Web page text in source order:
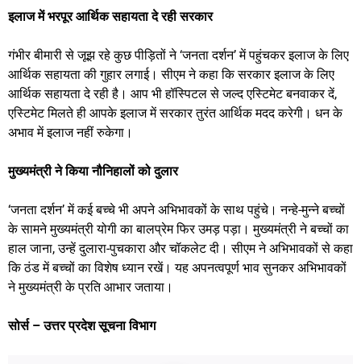
इलाज में भरपूर आर्थिक सहायता दे रही सरकार
गंभीर बीमारी से जूझ रहे कुछ पीड़ितों ने ‘जनता दर्शन’ में पहुंचकर इलाज के लिए
आर्थिक सहायता की गुहार लगाई। सीएम ने कहा कि सरकार इलाज के लिए
आर्थिक सहायता दे रही है। आप भी हॉस्पिटल से जल्द एस्टिमेट बनवाकर दें,
एस्टिमेट मिलते ही आपके इलाज में सरकार तुरंत आर्थिक मदद करेगी। धन के
अभाव में इलाज नहीं रुकेगा।
मुख्यमंत्री ने किया नौनिहालों को दुलार
‘जनता दर्शन’ में कई बच्चे भी अपने अभिभावकों के साथ पहुंचे। नन्हे-मुन्ने बच्चों
के सामने मुख्यमंत्री योगी का बालप्रेम फिर उमड़ पड़ा। मुख्यमंत्री ने बच्चों का
हाल जाना, उन्हें दुलारा-पुचकारा और चॉकलेट दी। सीएम ने अभिभावकों से कहा
कि ठंड में बच्चों का विशेष ध्यान रखें। यह अपनत्वपूर्ण भाव सुनकर अभिभावकों
ने मुख्यमंत्री के प्रति आभार जताया।
सोर्स – उत्तर प्रदेश सूचना विभाग